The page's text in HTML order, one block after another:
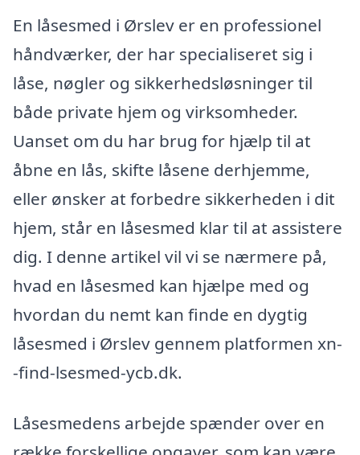
En låsesmed i Ørslev er en professionel
håndværker, der har specialiseret sig i
låse, nøgler og sikkerhedsløsninger til
både private hjem og virksomheder.
Uanset om du har brug for hjælp til at
åbne en lås, skifte låsene derhjemme,
eller ønsker at forbedre sikkerheden i dit
hjem, står en låsesmed klar til at assistere
dig. I denne artikel vil vi se nærmere på,
hvad en låsesmed kan hjælpe med og
hvordan du nemt kan finde en dygtig
låsesmed i Ørslev gennem platformen xn-
-find-lsesmed-ycb.dk.
Låsesmedens arbejde spænder over en